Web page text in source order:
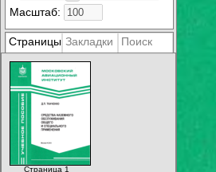
Масштаб:
Страницы Закладки Поиск
Страница 1